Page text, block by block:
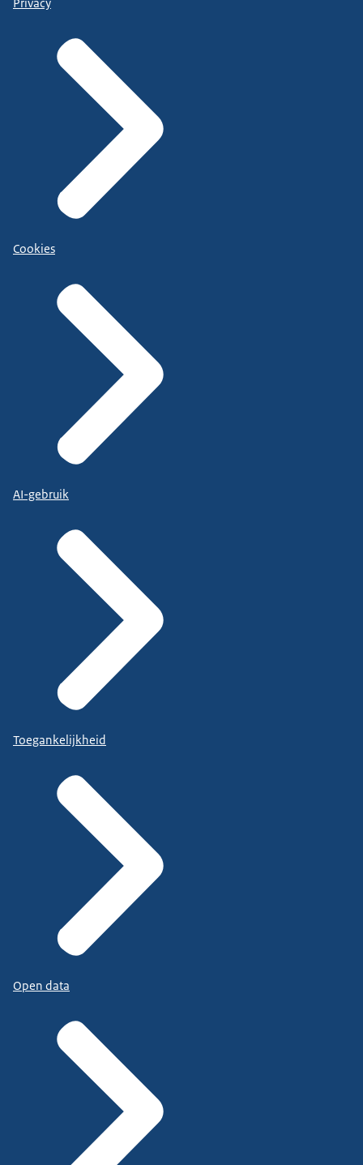
Cookies
AI-gebruik
Toegankelijkheid
Open data